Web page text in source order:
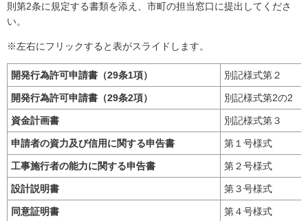
則第2条に規定する書類を添え、市町の担当窓口に提出してくださ
い。
※左右にフリックすると表がスライドします。
開発行為許可申請書（29条1項） 別記様式第２
開発行為許可申請書（29条2項） 別記様式第2の2
資金計画書 別記様式第３
申請者の資力及び信用に関する申告書 第１号様式
工事施行者の能力に関する申告書 第２号様式
設計説明書 第３号様式
同意証明書 第４号様式